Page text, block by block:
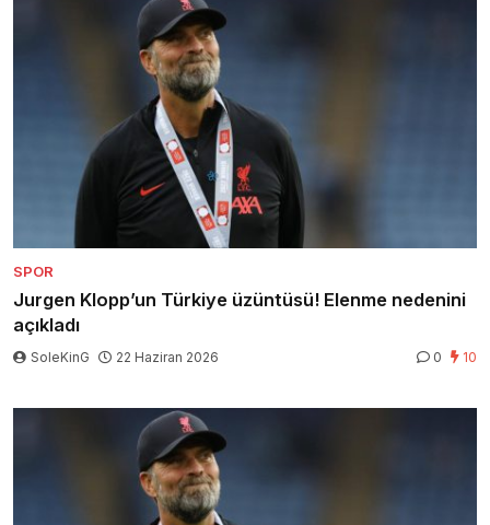
SPOR
Jurgen Klopp’un Türkiye üzüntüsü! Elenme nedenini
açıkladı
SoleKinG 22 Haziran 2026 0 10